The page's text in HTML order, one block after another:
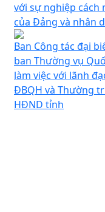
với sự nghiệp cách
của Đảng và nhân
Ban Công tác đại
ban Thường vụ
làm việc với lãnh
ĐBQH và Thường
HĐND tỉnh